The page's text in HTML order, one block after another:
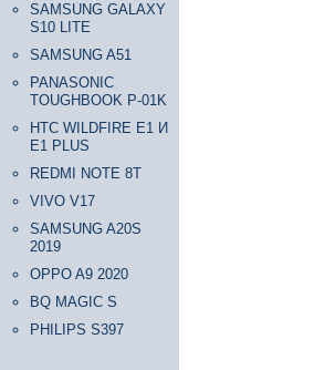
SAMSUNG GALAXY
S10 LITE
SAMSUNG A51
PANASONIC
TOUGHBOOK P-01K
HTC WILDFIRE E1 И
E1 PLUS
REDMI NOTE 8T
VIVO V17
SAMSUNG A20S
2019
OPPO A9 2020
BQ MAGIC S
PHILIPS S397